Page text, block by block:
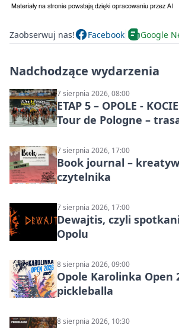
Zaobserwuj nas! Facebook Google
Nadchodzące wydarzenia
7 sierpnia 2026, 08:00
ETAP 5 – OPOLE -
Tour de Pologne –
7 sierpnia 2026, 17:00
Book journal –
czytelnika
7 sierpnia 2026, 17:00
Dewajtis, czyli
Opolu
8 sierpnia 2026, 09:00
Opole Karolinka Open
pickleballa
8 sierpnia 2026, 10:30